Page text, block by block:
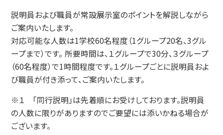
説明員および職員が常設展示室のポイントを解説しながら
ご案内いたします。
対応可能な人数は1学校60名程度（1グループ20名、3グル
ープまで）です。 所要時間は、１グループで30分、３グループ
（60名程度）で1時間程度です。１グループごとに説明員およ
び職員が付き添って、ご案内いたします。
※１ 「同行説明」は先着順にお受けしております。説明員
の人数に限りがありますのでご要望には添いかねる場合が
ございます。